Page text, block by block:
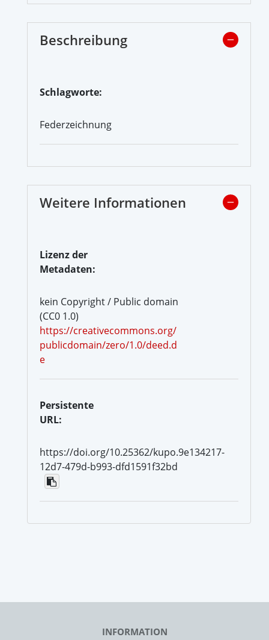
Beschreibung
Schlagworte:
Federzeichnung
Weitere Informationen
Lizenz der
Metadaten:
kein Copyright / Public domain
(CC0 1.0)
https://creativecommons.org/
publicdomain/zero/1.0/deed.d
e
Persistente
URL:
https://doi.org/10.25362/kupo.9e134217-
12d7-479d-b993-dfd1591f32bd
INFORMATION